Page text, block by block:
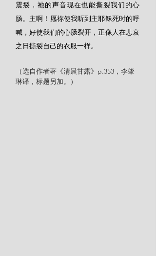
震裂，祂的声音现在也能撕裂我们的心
肠。主啊！愿祢使我听到主耶稣死时的呼
喊，好使我们的心肠裂开，正像人在悲哀
之日撕裂自己的衣服一样。
（选自作者著《清晨甘露》p.353，李肇
琳译，标题另加。）